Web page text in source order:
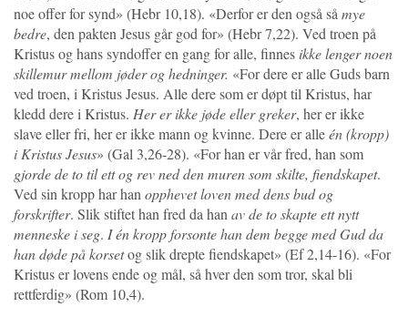
noe offer for synd» (Hebr 10,18). «Derfor er den også så mye
bedre, den pakten Jesus går god for» (Hebr 7,22). Ved troen på
Kristus og hans syndoffer en gang for alle, finnes ikke lenger noen
skillemur mellom jøder og hedninger. «For dere er alle Guds barn
ved troen, i Kristus Jesus. Alle dere som er døpt til Kristus, har
kledd dere i Kristus. Her er ikke jøde eller greker, her er ikke
slave eller fri, her er ikke mann og kvinne. Dere er alleén (kropp)
i Kristus Jesus» (Gal 3,26-28). «For han er vår fred, han som
gjorde de to til ett og rev ned den muren som skilte, fiendskapet.
Ved sin kropp har han opphevet loven med dens bud og
forskrifter. Slik stiftet han fred da han av de to skapte ett nytt
menneske i seg. I én kropp forsonte han dem begge med Gud da
han døde på korsetog slik drepte fiendskapet» (Ef 2,14-16). «For
Kristus er lovens ende og mål, så hver den som tror, skal bli
rettferdig» (Rom 10,4).